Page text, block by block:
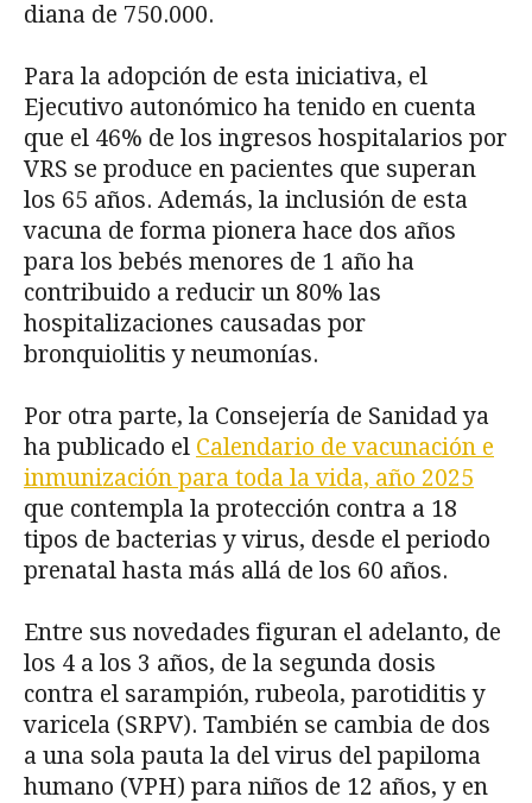
diana de 750.000.
Para la adopción de esta iniciativa, el
Ejecutivo autonómico ha tenido en cuenta
que el 46% de los ingresos hospitalarios por
VRS se produce en pacientes que superan
los 65 años. Además, la inclusión de esta
vacuna de forma pionera hace dos años
para los bebés menores de 1 año ha
contribuido a reducir un 80% las
hospitalizaciones causadas por
bronquiolitis y neumonías.
Por otra parte, la Consejería de Sanidad ya
ha publicado el Calendario de vacunación e
inmunización para toda la vida, año 2025
que contempla la protección contra a 18
tipos de bacterias y virus, desde el periodo
prenatal hasta más allá de los 60 años.
Entre sus novedades figuran el adelanto, de
los 4 a los 3 años, de la segunda dosis
contra el sarampión, rubeola, parotiditis y
varicela (SRPV). También se cambia de dos
a una sola pauta la del virus del papiloma
humano (VPH) para niños de 12 años, y en